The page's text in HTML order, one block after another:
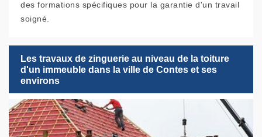
des formations spécifiques pour la garantie d'un travail
soigné.
Les travaux de zinguerie au niveau de la toiture
d'un immeuble dans la ville de Contes et ses
environs